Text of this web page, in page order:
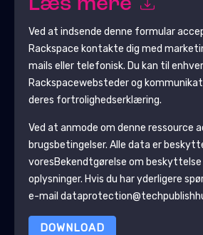
Læs mere
Ved at indsende denne formular
Rackspace kontakte dig med
mails eller telefonisk. Du kan til
Rackspacewebsteder og
deres fortrolighedserklæring.
Ved at anmode om denne ressource
brugsbetingelser. Alle data er
voresBekendtgørelse om
oplysninger. Hvis du har yderligere
e-mail
DOWNLOAD